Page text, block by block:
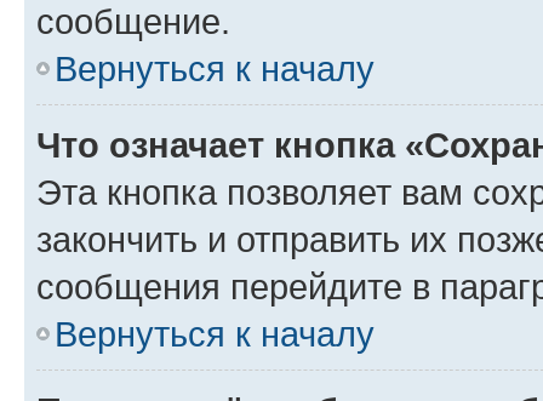
сообщение.
Вернуться к началу
Что означает кнопка
Эта кнопка позволяет вам
закончить и отправить их
сообщения перейдите в
Вернуться к началу